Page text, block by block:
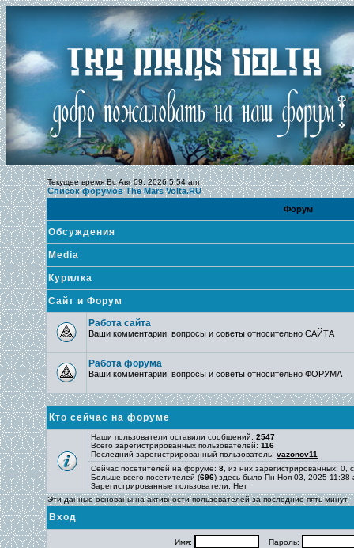
Текущее время Вс Авг 09, 2026 5:54 am
Список форумов The Mars Volta.RU
Форум
Обсуждения
Media
Курилка
Сайт и Форум
Работа сайта
Ваши комментарии, вопросы и советы относительно САЙТА
Работа форума
Ваши комментарии, вопросы и советы относительно ФОРУМА
Кто сейчас на форуме
Наши пользователи оставили сообщений: 2547
Всего зарегистрированных пользователей: 116
Последний зарегистрированный пользователь: vazonov11
Сейчас посетителей на форуме: 8 , из них зарегистрированных:
Больше всего посетителей (696) здесь было Пн Ноя 03, 2025 11:38
Зарегистрированные пользователи: Нет
Эти данные основаны на активности пользователей за последние пять минут
Вход
Имя: Пароль: